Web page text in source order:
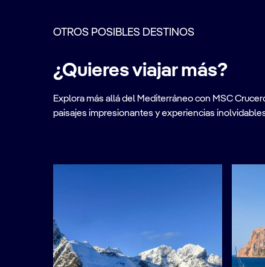
OTROS POSIBLES DESTINOS
¿Quieres viajar más?
Explora más allá del Mediterráneo con MSC
paisajes impresionantes y experiencias